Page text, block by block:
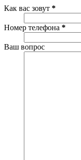
Как вас зовут *
Номер телефона *
Ваш вопрос